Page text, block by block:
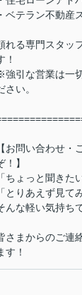
・ベテラン不動産
れる専門スタッ
！
強引な営業は一
さい。
【お問い合わせ・
！】
「ちょっと聞きた
「とりあえず見て
んな軽い気持ち
さまからのご連
す！